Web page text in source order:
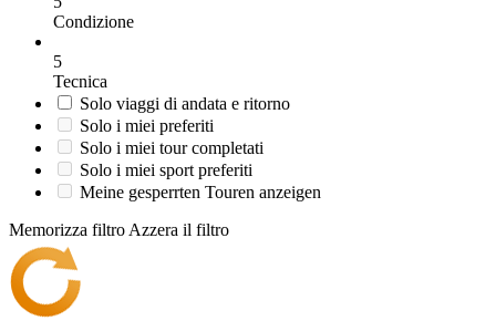
Condizione
5
Tecnica
Solo viaggi di andata e ritorno
Solo i miei preferiti
Solo i miei tour completati
Solo i miei sport preferiti
Meine gesperrten Touren anzeigen
Memorizza filtro Azzera il filtro